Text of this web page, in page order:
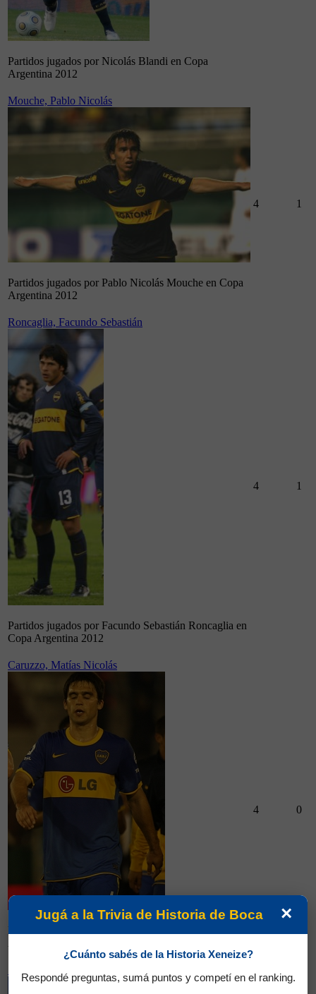
Partidos jugados por Nicolás Blandi en Copa
Argentina 2012
Mouche, Pablo Nicolás
Partidos jugados por Pablo Nicolás Mouche en Copa
Argentina 2012
4 1
Roncaglia, Facundo Sebastián
Partidos jugados por Facundo Sebastián Roncaglia en
Copa Argentina 2012
4 1
Caruzzo, Matías Nicolás
4 0
×
Jugá a la Trivia de Historia de Boca
¿Cuánto sabés de la Historia Xeneize?
Respondé preguntas, sumá puntos y competí en el ranking.